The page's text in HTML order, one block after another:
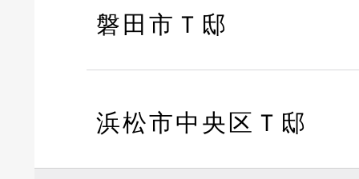
磐田市Ｔ邸
浜松市中央区Ｔ邸